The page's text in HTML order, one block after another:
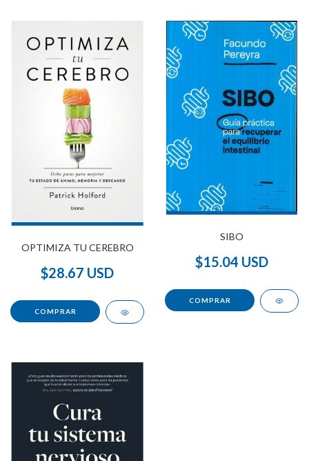
OPTIMIZA TU CEREBRO
$28.67 USD
SIBO
$15.04 USD